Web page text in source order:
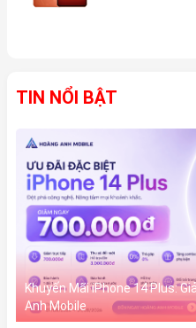
TIN NỔI BẬT
Khuyến Mãi iPhone 14 Plus:
Anh Mobile